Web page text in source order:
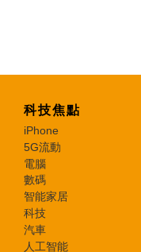
科技焦點
iPhone
5G流動
電腦
數碼
智能家居
科技
汽車
人工智能